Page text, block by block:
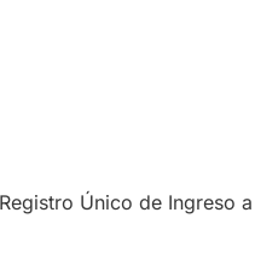
Único de Ingreso a